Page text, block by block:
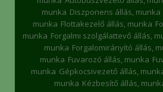
munka Diszponens állás, munka
munka Flottakezelő állás, munka
munka Forgalmi szolgálattevő állás,
munka Forgalomirányító állás,
munka Fuvarozó állás, munka
munka Gépkocsivezető állás,
munka Kézbesítő állás,